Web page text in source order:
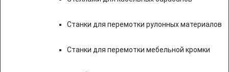
Станки для перемотки рулонных материалов
Станки для перемотки мебельной кромки